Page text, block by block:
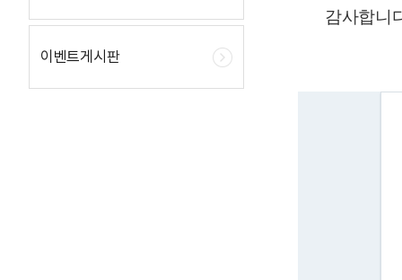
이벤트게시판
감사합니